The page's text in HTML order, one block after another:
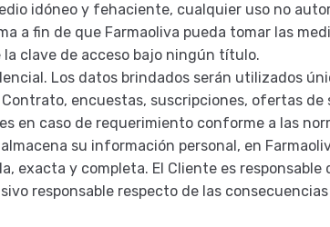
idóneo y fehaciente, cualquier uso no
a fin de que Farmaoliva pueda tomar las
clave de acceso bajo ningún título.
Los datos brindados serán utilizados
encuestas, suscripciones, ofertas de
en caso de requerimiento conforme a las
su información personal, en
exacta y completa. El Cliente es
responsable respecto de las